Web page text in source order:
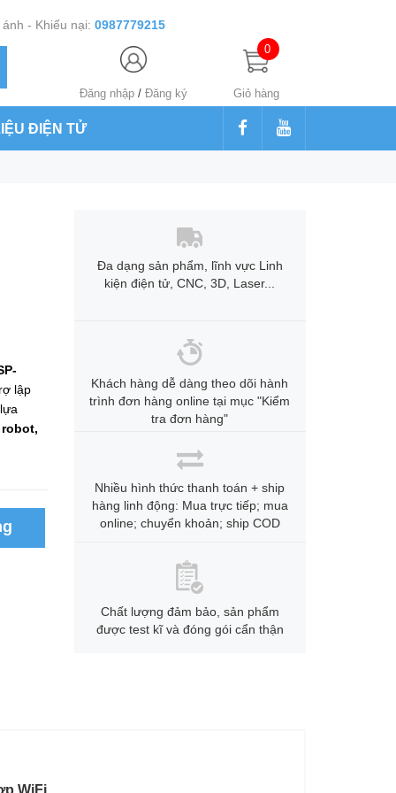
- Khiếu nại: 0987779215
Đăng nhập/ Đăng ký Giỏ hàng
0
ĐIỆN TỬ
lập
Đa dạng sản phẩm, lĩnh vực Linh
kiện điện tử, CNC, 3D, Laser...
Khách hàng dễ dàng theo dõi hành
trình đơn hàng online tại mục "Kiểm
tra đơn hàng"
Nhiều hình thức thanh toán + ship
hàng linh động: Mua trực tiếp; mua
online; chuyển khoản; ship COD
Chất lượng đảm bảo, sản phẩm
được test kĩ và đóng gói cẩn thận
WiFi